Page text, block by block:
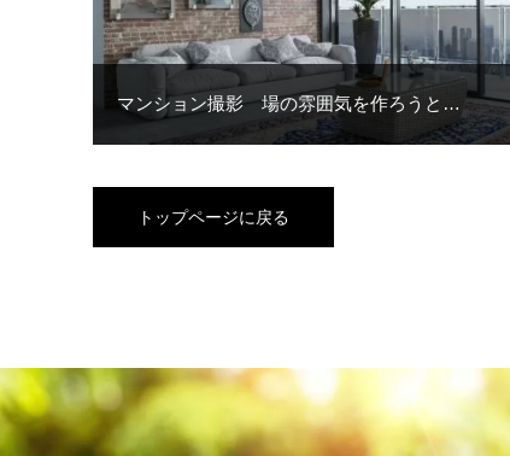
マンション撮影 場の雰囲気を作ろうと…
トップページに戻る